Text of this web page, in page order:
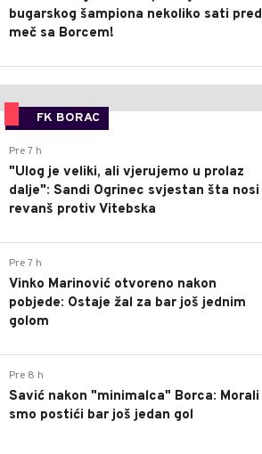
bugarskog šampiona nekoliko sati pred
meč sa Borcem!
FK BORAC
Pre 7 h
"Ulog je veliki, ali vjerujemo u prolaz
dalje": Sandi Ogrinec svjestan šta nosi
revanš protiv Vitebska
Pre 7 h
Vinko Marinović otvoreno nakon
pobjede: Ostaje žal za bar još jednim
golom
Pre 8 h
Savić nakon "minimalca" Borca: Morali
smo postići bar još jedan gol